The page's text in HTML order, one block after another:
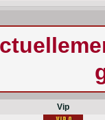
Vip